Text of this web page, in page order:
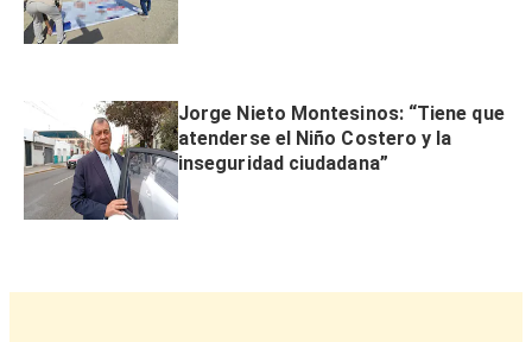
Jorge Nieto Montesinos: “Tiene que
atenderse el Niño Costero y la
inseguridad ciudadana”